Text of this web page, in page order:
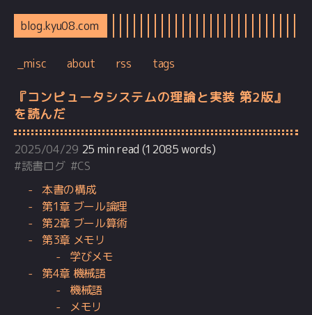
blog.kyu08.com
_misc about rss tags
『コンピュータシステムの理論と実装 第2版』
を読んだ
2025/04/29 25 min read (12085 words)
#読書ログ#CS
本書の構成
第1章 ブール論理
第2章 ブール算術
第3章 メモリ
学びメモ
第4章 機械語
機械語
メモリ